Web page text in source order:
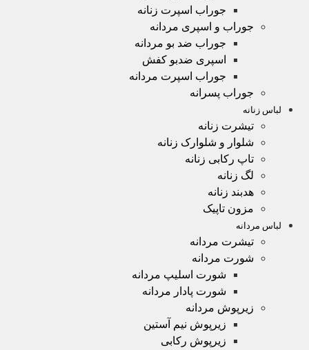
جوراب اسپرت زنانه
جوراب و اسپری مردانه
جوراب ضد بو مردانه
اسپری ضدبو کفش
جوراب اسپرت مردانه
جوراب پسرانه
لباس زنانه
تیشرت زنانه
شلوار و شلوارک زنانه
تاپ رکابی زنانه
لگ زنانه
هدبند زنانه
مزون تاپیک
لباس مردانه
تیشرت مردانه
شورت مردانه
شورت اسلیپ مردانه
شورت پادار مردانه
زیرپوش مردانه
زیرپوش نیم آستین
زیرپوش رکابی